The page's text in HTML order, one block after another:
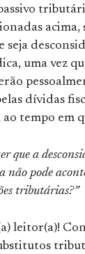
acima,
seja
uma vez
dívidas
tempo em
que a
pode
tributárias?”
leitor(a)!